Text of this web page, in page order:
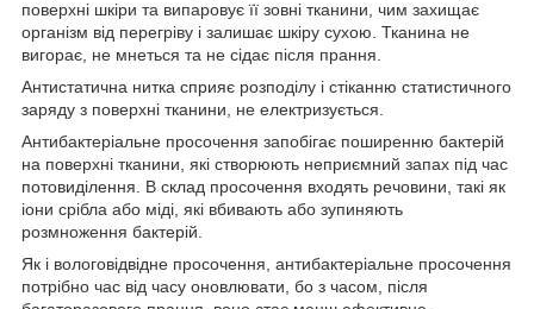
поверхні шкіри та випаровує її зовні тканини, чим захищає
організм від перегріву і залишає шкіру сухою. Тканина не
вигорає, не мнеться та не сідає після прання.
Антистатична нитка сприяє розподілу і стіканню статистичного
заряду з поверхні тканини, не електризується.
Антибактеріальне просочення запобігає поширенню бактерій
на поверхні тканини, які створюють неприємний запах під час
потовиділення. В склад просочення входять речовини, такі як
іони срібла або міді, які вбивають або зупиняють
розмноження бактерій.
Як і вологовідвідне просочення, антибактеріальне просочення
потрібно час від часу оновлювати, бо з часом, після